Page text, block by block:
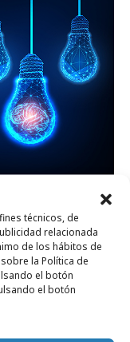
técnicos, de
relacionada
de los hábitos de
la Política de
el botón
el botón
IA +